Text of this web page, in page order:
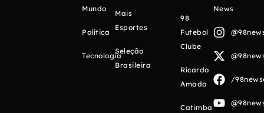
Mundo
Política
Tecnologia
Mais
Esportes
Seleção
Brasileira
98
Futebol
Clube
Ricardo
Amado
Catimba
News
/